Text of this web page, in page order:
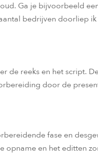
Ga je bijvoorbeeld
bedrijven doorliep ik
de reeks en het script.
door de
fase en
en het editten